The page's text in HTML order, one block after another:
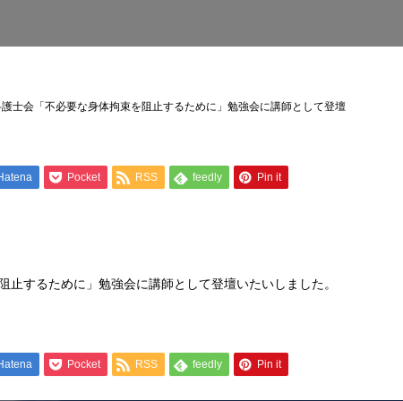
士会「不必要な身体拘束を阻止するために」勉強会に講師として登壇
Pocket RSS feedly Pin it
止するために」勉強会に講師として登壇いたいしました。
Pocket RSS feedly Pin it